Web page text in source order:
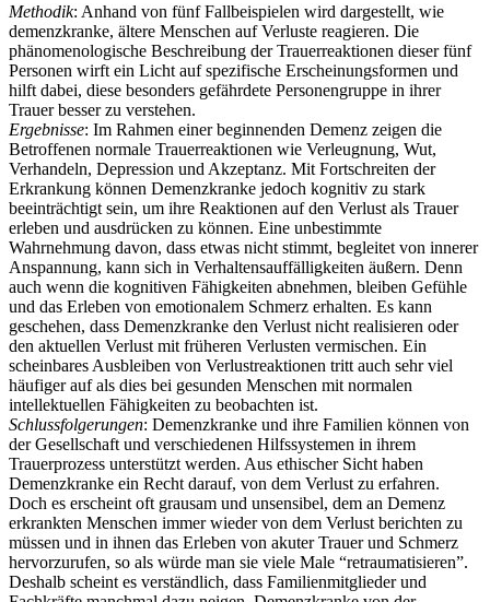
Methodik: Anhand von fünf Fallbeispielen wird dargestellt, wie
demenzkranke, ältere Menschen auf Verluste reagieren. Die
phänomenologische Beschreibung der Trauerreaktionen dieser fünf
Personen wirft ein Licht auf spezifische Erscheinungsformen und
hilft dabei, diese besonders gefährdete Personengruppe in ihrer
Trauer besser zu verstehen.
Ergebnisse: Im Rahmen einer beginnenden Demenz zeigen die
Betroffenen normale Trauerreaktionen wie Verleugnung, Wut,
Verhandeln, Depression und Akzeptanz. Mit Fortschreiten der
Erkrankung können Demenzkranke jedoch kognitiv zu stark
beeinträchtigt sein, um ihre Reaktionen auf den Verlust als Trauer
erleben und ausdrücken zu können. Eine unbestimmte
Wahrnehmung davon, dass etwas nicht stimmt, begleitet von innerer
Anspannung, kann sich in Verhaltensauffälligkeiten äußern. Denn
auch wenn die kognitiven Fähigkeiten abnehmen, bleiben Gefühle
und das Erleben von emotionalem Schmerz erhalten. Es kann
geschehen, dass Demenzkranke den Verlust nicht realisieren oder
den aktuellen Verlust mit früheren Verlusten vermischen. Ein
scheinbares Ausbleiben von Verlustreaktionen tritt auch sehr viel
häufiger auf als dies bei gesunden Menschen mit normalen
intellektuellen Fähigkeiten zu beobachten ist.
Schlussfolgerungen: Demenzkranke und ihre Familien können von
der Gesellschaft und verschiedenen Hilfssystemen in ihrem
Trauerprozess unterstützt werden. Aus ethischer Sicht haben
Demenzkranke ein Recht darauf, von dem Verlust zu erfahren.
Doch es erscheint oft grausam und unsensibel, dem an Demenz
erkrankten Menschen immer wieder von dem Verlust berichten zu
müssen und in ihnen das Erleben von akuter Trauer und Schmerz
hervorzurufen, so als würde man sie viele Male “retraumatisieren”.
Deshalb scheint es verständlich, dass Familienmitglieder und